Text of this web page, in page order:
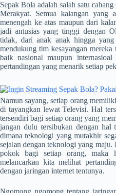
Sepak Bola adalah salah satu
Merakyat. Semua kalangan
menengah ke atas maupun dari
jadi antusias yang tinggi dengan
tidak, dari anak anak hingga
mendukung tim kesayangan
baik nasional maupun internasioal
pertandingan yang menarik setiap
Namun sayang, setiap orang
di tayangkan lewat Televisi. Hal
tersendiri bagi setiap orang yang
jangan dulu tersibukan dengan hal
dimana teknologi yang mutakhir
sejalan dengan teknologi yang maju.
pokok bagi setiap orang, maka
melancarkan kita melihat
dengan jaringan internet tentunya.
Ngomong ngomong tentang